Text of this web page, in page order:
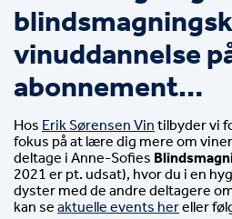
vinuddannelse
abonnement…
Hos Erik Sørensen Vin tilbyder vi
fokus på at lære dig mere om
deltage i Anne-Sofies
2021 er pt. udsat), hvor du i en
dyster med de andre deltagere
kan se aktuelle events her eller